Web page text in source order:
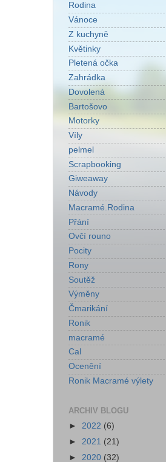
Rodina
Vánoce
Z kuchyně
Květinky
Pletená očka
Zahrádka
Dovolená
Bartošovo
Motorky
Víly
pelmel
Scrapbooking
Giweaway
Návody
Macramé.Rodina
Přání
Ovčí rouno
Pocity
Rony
Soutěž
Výměny
Čmarikání
Ronik
macramé
Cal
Ocenění
Ronik Macramé výlety
ARCHIV BLOGU
► 2022 (6)
► 2021 (21)
► 2020 (32)